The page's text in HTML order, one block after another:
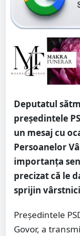
Deputatul
președintele
un mesaj cu
Persoanelor
importanța
precizat că le
sprijin
Președintele
Govor, a